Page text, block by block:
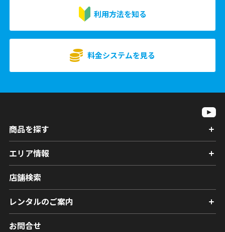
利用方法を知る
料金システムを見る
商品を探す
エリア情報
店舗検索
レンタルのご案内
お問合せ